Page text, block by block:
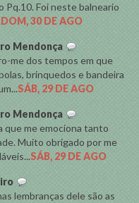
Foi neste balneario
DOM, 30 DE AGO
Mendonça
me dos tempos em que
brinquedos e bandeira
SÁB, 29 DE AGO
Mendonça
que me emociona tanto
Muito obrigado por me
SÁB, 29 DE AGO
lembranças dele são as